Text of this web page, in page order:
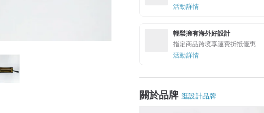
活動詳情
輕鬆擁有海外好設計
指定商品跨境享運費折抵優惠
活動詳情
關於品牌 逛設計品牌